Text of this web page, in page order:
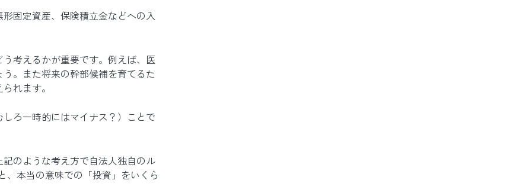
固定資産、保険積立金などへの入
考えるかが重要です。例えば、医
。また将来の幹部候補を育てるた
れます。
ろ一時的にはマイナス？）ことで
のような考え方で自法人独自のル
、本当の意味での「投資」をいくら